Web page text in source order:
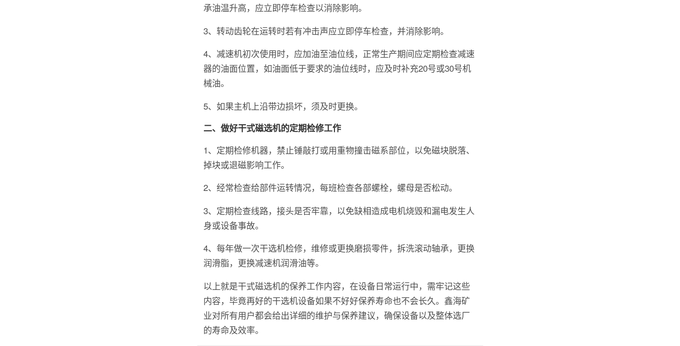
承油温升高，应立即停车检查以消除影响。
3、转动齿轮在运转时若有冲击声应立即停车检查，并消除影响。
4、减速机初次使用时，应加油至油位线，正常生产期间应定期检查减速
器的油面位置，如油面低于要求的油位线时，应及时补充20号或30号机
械油。
5、如果主机上沿带边损坏，须及时更换。
二、做好干式磁选机的定期检修工作
1、定期检修机器，禁止锤敲打或用重物撞击磁系部位，以免磁块脱落、
掉块或退磁影响工作。
2、经常检查给部件运转情况，每班检查各部螺栓，螺母是否松动。
3、定期检查线路，接头是否牢靠，以免缺相造成电机烧毁和漏电发生人
身或设备事故。
4、每年做一次干选机检修，维修或更换磨损零件，拆洗滚动轴承，更换
润滑脂，更换减速机润滑油等。
以上就是干式磁选机的保养工作内容，在设备日常运行中，需牢记这些
内容，毕竟再好的干选机设备如果不好好保养寿命也不会长久。鑫海矿
业对所有用户都会给出详细的维护与保养建议，确保设备以及整体选厂
的寿命及效率。